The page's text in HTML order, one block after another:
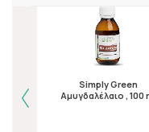
Simply Green
Αμυγδαλέλαιο , 100